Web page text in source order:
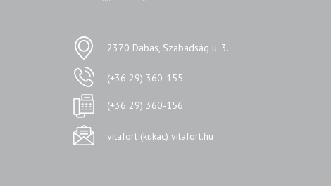
2370 Dabas, Szabadság u. 3.
(+36 29) 360-155
(+36 29) 360-156
vitafort (kukac) vitafort.hu